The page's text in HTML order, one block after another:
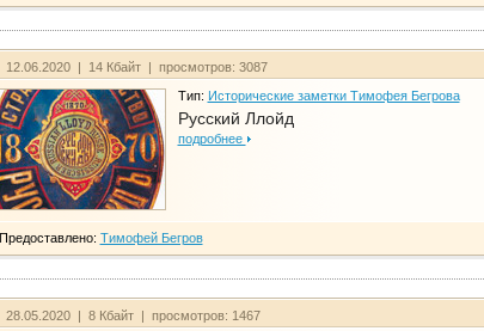
12.06.2020 | 14 Кбайт | просмотров: 3087
Тип: Исторические заметки Тимофея Бегрова
Русский Ллойд
подробнее
Предоставлено: Тимофей Бегров
28.05.2020 | 8 Кбайт | просмотров: 1467